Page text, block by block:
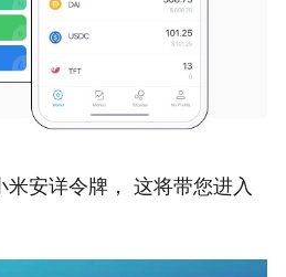
安详令牌， 这将带您进入